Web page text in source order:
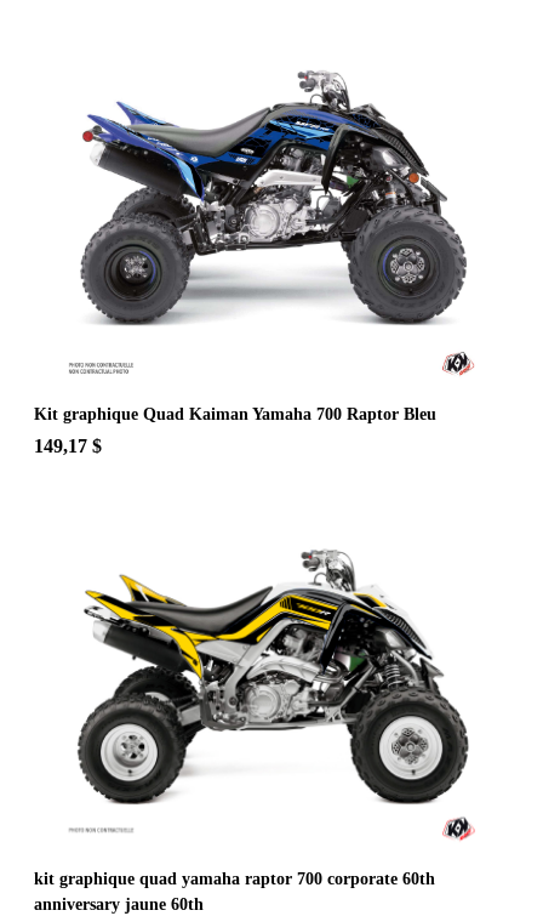
Kit graphique Quad Kaiman Yamaha 700 Raptor Bleu
149,17 $
kit graphique quad yamaha raptor 700 corporate 60th
anniversary jaune 60th